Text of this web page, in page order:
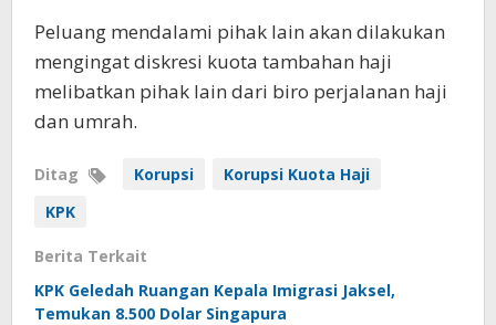
Peluang mendalami pihak lain akan dilakukan
mengingat diskresi kuota tambahan haji
melibatkan pihak lain dari biro perjalanan haji
dan umrah.
Ditag Korupsi
Korupsi Kuota Haji
KPK
Berita Terkait
KPK Geledah Ruangan Kepala Imigrasi Jaksel,
Temukan 8.500 Dolar Singapura